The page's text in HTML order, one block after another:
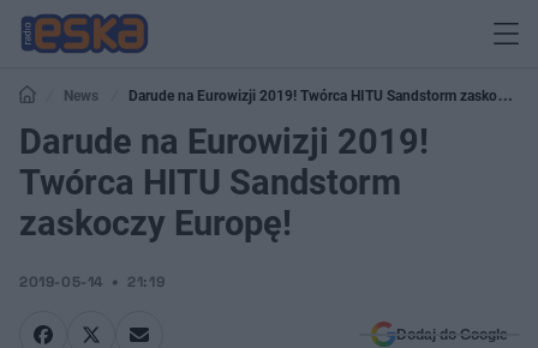
News
Darude na Eurowizji 2019! Twórca HITU Sandstorm zaskoczy
Europę!
Darude na Eurowizji 2019!
Twórca HITU Sandstorm
zaskoczy Europę!
2019-05-14 21:19
Dodaj do Google